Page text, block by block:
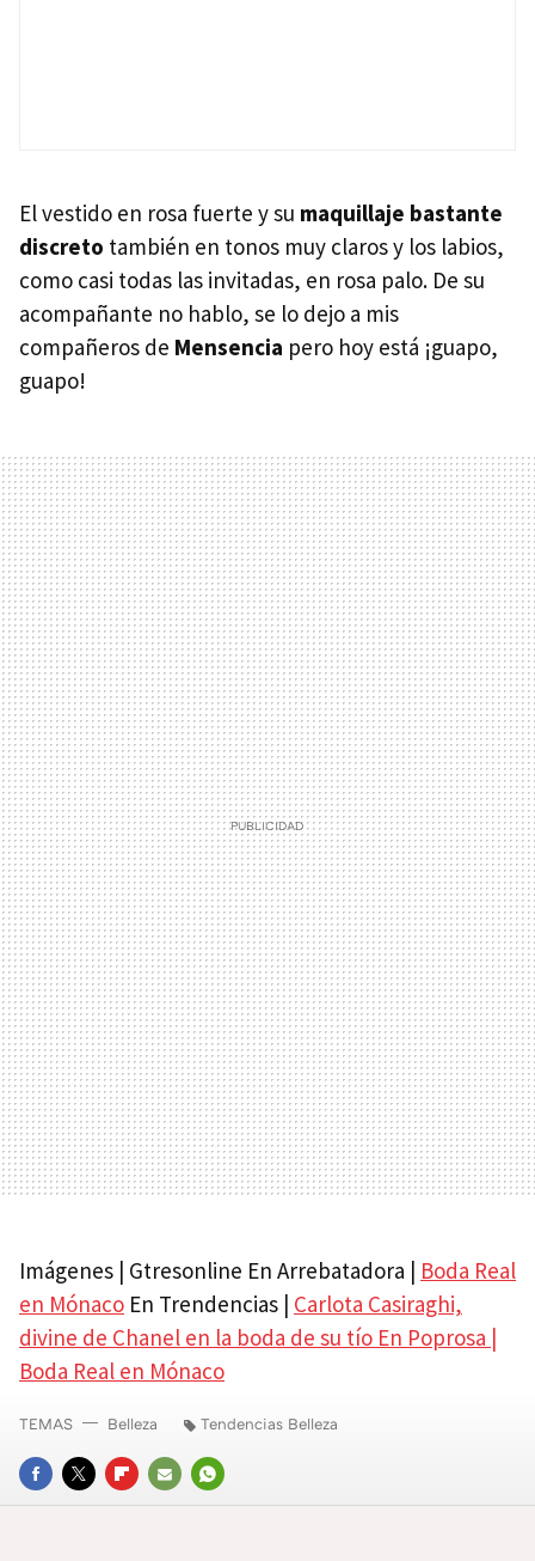
El vestido en rosa fuerte y su maquillaje bastante
discreto también en tonos muy claros y los labios,
como casi todas las invitadas, en rosa palo. De su
acompañante no hablo, se lo dejo a mis
compañeros de Mensencia pero hoy está ¡guapo,
guapo!
Imágenes | Gtresonline En Arrebatadora | Boda Real
en Mónaco En Trendencias | Carlota Casiraghi,
divine de Chanel en la boda de su tío En Poprosa |
Boda Real en Mónaco
FACEBOOK
TWITTERFLIPBOARD
E-
WHATSAPP
TEMAS Belleza Tendencias Belleza